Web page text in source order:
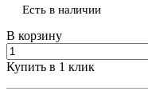
Есть в наличии
В корзину
Купить в 1 клик